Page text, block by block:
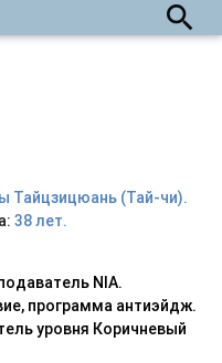
search
Тайцзицюань (Тай-чи).
38 лет.
NIA.
программа антиэйдж.
уровня Коричневый